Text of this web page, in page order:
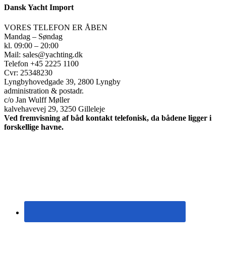
Dansk Yacht Import
VORES TELEFON ER ÅBEN
Mandag – Søndag
kl. 09:00 – 20:00
Mail: sales@yachting.dk
Telefon +45 2225 1100
Cvr: 25348230
Lyngbyhovedgade 39, 2800 Lyngby
administration & postadr.
c/o Jan Wulff Møller
kalvehavevej 29, 3250 Gilleleje
Ved fremvisning af båd kontakt telefonisk, da bådene ligger i
forskellige havne.